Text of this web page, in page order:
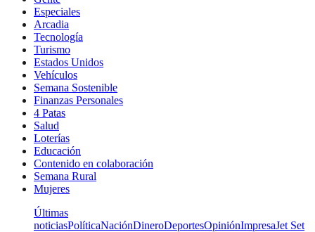
Especiales
Arcadia
Tecnología
Turismo
Estados Unidos
Vehículos
Semana Sostenible
Finanzas Personales
4 Patas
Salud
Loterías
Educación
Contenido en colaboración
Semana Rural
Mujeres
Últimas
noticiasPolíticaNaciónDineroDeportesOpiniónImpresaJet Set